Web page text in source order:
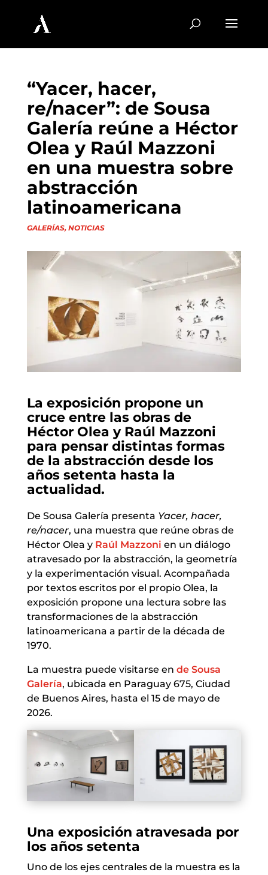
“Yacer, hacer,
re/nacer”: de Sousa
Galería reúne a Héctor
Olea y Raúl Mazzoni
en una muestra sobre
abstracción
latinoamericana
GALERÍAS, NOTICIAS
La exposición propone un
cruce entre las obras de
Héctor Olea y Raúl Mazzoni
para pensar distintas formas
de la abstracción desde los
años setenta hasta la
actualidad.
De Sousa Galería presenta Yacer, hacer,
re/nacer, una muestra que reúne obras de
Héctor Olea y Raúl Mazzoni en un diálogo
atravesado por la abstracción, la geometría
y la experimentación visual. Acompañada
por textos escritos por el propio Olea, la
exposición propone una lectura sobre las
transformaciones de la abstracción
latinoamericana a partir de la década de
1970.
La muestra puede visitarse en de Sousa
Galería, ubicada en Paraguay 675, Ciudad
de Buenos Aires, hasta el 15 de mayo de
2026.
Una exposición atravesada por
los años setenta
Uno de los ejes centrales de la muestra es la